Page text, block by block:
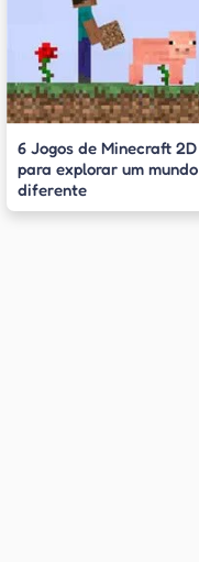
6 Jogos de Minecraft 2D
para explorar um mundo
diferente